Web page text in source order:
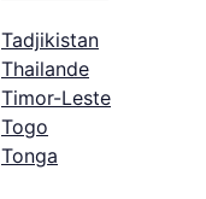
Tadjikistan
Thailande
Timor-Leste
Togo
Tonga